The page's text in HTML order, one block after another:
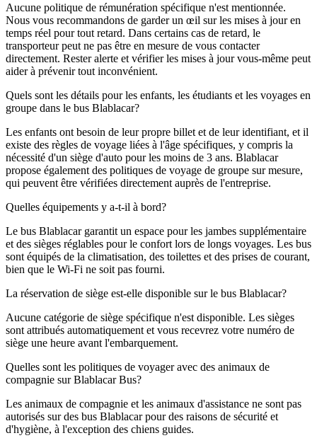
Aucune politique de rémunération spécifique n'est mentionnée.
Nous vous recommandons de garder un œil sur les mises à jour en
temps réel pour tout retard. Dans certains cas de retard, le
transporteur peut ne pas être en mesure de vous contacter
directement. Rester alerte et vérifier les mises à jour vous-même peut
aider à prévenir tout inconvénient.
Quels sont les détails pour les enfants, les étudiants et les voyages en
groupe dans le bus Blablacar?
Les enfants ont besoin de leur propre billet et de leur identifiant, et il
existe des règles de voyage liées à l'âge spécifiques, y compris la
nécessité d'un siège d'auto pour les moins de 3 ans. Blablacar
propose également des politiques de voyage de groupe sur mesure,
qui peuvent être vérifiées directement auprès de l'entreprise.
Quelles équipements y a-t-il à bord?
Le bus Blablacar garantit un espace pour les jambes supplémentaire
et des sièges réglables pour le confort lors de longs voyages. Les bus
sont équipés de la climatisation, des toilettes et des prises de courant,
bien que le Wi-Fi ne soit pas fourni.
La réservation de siège est-elle disponible sur le bus Blablacar?
Aucune catégorie de siège spécifique n'est disponible. Les sièges
sont attribués automatiquement et vous recevrez votre numéro de
siège une heure avant l'embarquement.
Quelles sont les politiques de voyager avec des animaux de
compagnie sur Blablacar Bus?
Les animaux de compagnie et les animaux d'assistance ne sont pas
autorisés sur des bus Blablacar pour des raisons de sécurité et
d'hygiène, à l'exception des chiens guides.